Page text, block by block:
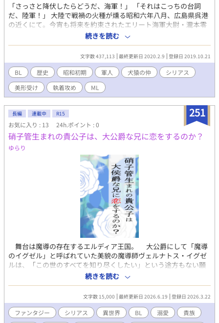
「さっさと降伏したらどうだ、海軍！」 「それはこっちの台詞
だ、陸軍！」 大陸で戦禍の火種が燻る昭和六年八月、広島県呉港
の近くにて。今宵も将来を約束されたエリート海軍大尉・瀧本零
士と素行不良が原因で出世コースを外された陸軍大尉・尾坂仙が
大喧嘩を繰り広げていた。周囲を呆れさせるほどの罵倒と殴り合
いを続ける瀧本と尾坂だったが、しかしどういうわけか二人は喧
嘩の最中に忽然と姿を消してしまうことでも有名だった。そんな
彼らが乱闘現場から抜け出して向かう先は尾坂の下宿先。 実は喧
嘩をしているその裏で、二人は密かに逢い引きを行っていたの
だ。 瀧本が上陸するその日は、二人は尾坂の下宿先で激しい交接
を行い夜を明かしていた。無論、これは誰にもバレてはいけない
秘密である。 犬猿の仲で有名な二人が、態々危険を冒してまで逢
い引きを繰り返す理由。それは名門華族の一族出身であり、恩賜
組として輝かしい出世を約束されていたはずの尾坂が抱えた薄暗
い過去に原因があり…… ・殴る蹴る系の暴力描写があります。 ・
サブタイトルの後ろに「※」が付いているのがR18です。 ・作中
である登場人物が多数の人間から暴行を受けていたことを示唆す
る描写や自i傷i行為を行っていた描写がありますが、作者はそれら
を称賛する意図はありません。 ・また、舞台背景が1931年である
ため、現代の価値観にそぐわない表現が散見されますが、作者に
はそれらを肯定する意図もありません。 ・受けが過去に多数の人
間と関係を結んでいた描写や、攻めが女性と関係を持っていた事
を匂わす描写があります。 ・受けも攻めもどっちとも腹黒いで
す。ピュアな受けを求めている方はベッキ(後方)へお下がりくだ
さい ・愛と憎しみだけはたっぷり込めました ※現在第二部を更新
中 ※2019年10月24日にタイトルを『鳳仙花』から今のに変えま
した。 ※この話は2016年11月にpixivで公開した作品の加筆修正
版になっております。 ※ふじょっしーさんとムーンライトノベル
ズさんの所にも転載してあります。
続きを読む
文字数 437,113 最終更新日 2020.2.9 登録日 2019.10.21
BL 歴史 昭和初期 軍人 犬猿の仲
シリアス
美形受け
執着攻め ML
251
長編 連載中 R15
お気に入り : 13 24h.ポイント : 0
硝子管生まれの貴公子は、大公爵な兄に恋をするのか？
ゆらり
舞台は魔導の存在するエルディア王国。 大公爵にして「魔導
のイグゼル」と呼ばれていた美貌の魔導師ヴェルナトス・イグゼ
ルは、「この世のすべてを知り尽くしたい」という途方もない願
望を抱いていた。 不良長寿を会得した自らの寿命の終わりと、
人類の限界を感じたヴェルナトスは、魔導の術式と自身の血液を
用いて人工生命体であるノークシスを創り出し、語るのも悍まし
いほどの改造を行った。 その結果、ノークシスは常人を遥かに
超えた知能を持つ存在、「叡智」へと変容していく。 一方、彼
に才能を見出され養子となった元貴族庶子のルキレシオンは、養
続きを読む
文字数 15,000 最終更新日 2026.6.19 登録日 2026.3.22
ファンタジー シリアス 異世界 BL 溺愛
貴族